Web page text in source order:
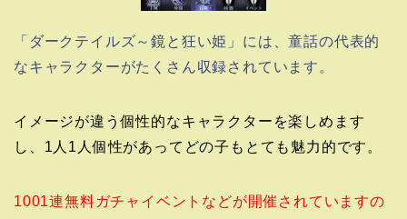
「ダークテイルズ～鏡と狂い姫」には、童話の代表的
なキャラクターがたくさん収録されています。
イメージが違う個性的なキャラクターを楽しめます
し、1人1人個性があってどの子もとても魅力的です。
1001連無料ガチャイベントなどが開催されていますの